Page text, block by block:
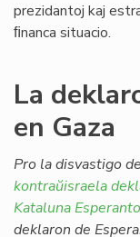
prezidantoj kaj
ﬁnanca situacio.
La
en Gaza
Pro la disvastigo
kontraŭisraela
Kataluna
deklaron de